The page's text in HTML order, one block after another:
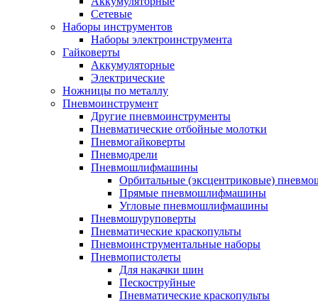
Сетевые
Наборы инструментов
Наборы электроинструмента
Гайковерты
Аккумуляторные
Электрические
Ножницы по металлу
Пневмоинструмент
Другие пневмоинструменты
Пневматические отбойные молотки
Пневмогайковерты
Пневмодрели
Пневмошлифмашины
Орбитальные (эксцентриковые)
Прямые пневмошлифмашины
Угловые пневмошлифмашины
Пневмошуруповерты
Пневматические краскопульты
Пневмоинструментальные наборы
Пневмопистолеты
Для накачки шин
Пескоструйные
Пневматические краскопульты